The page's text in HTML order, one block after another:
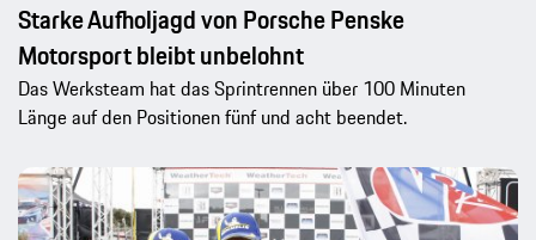
Starke Aufholjagd von Porsche Penske
Motorsport bleibt unbelohnt
Das Werksteam hat das Sprintrennen über 100 Minuten
Länge auf den Positionen fünf und acht beendet.